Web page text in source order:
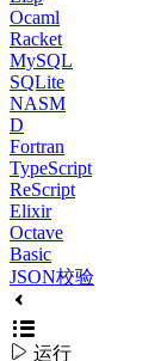
Ocaml
Racket
MySQL
SQLite
NASM
D
Fortran
TypeScript
ReScript
Elixir
Octave
Basic
JSON校验
 运行